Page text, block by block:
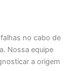
no cabo de
Nossa equipe
a origem